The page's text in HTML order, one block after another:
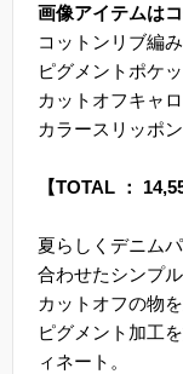
画像アイテムは
コットンリブ編
ピグメントポケ
カットオフキャ
カラースリッポ
【TOTAL ：
夏らしくデニム
合わせたシンプ
カットオフの物
ピグメント加工
ィネート。